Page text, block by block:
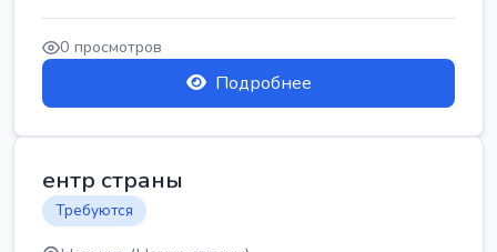
0 просмотров
Подробнее
ентр страны
Требуются